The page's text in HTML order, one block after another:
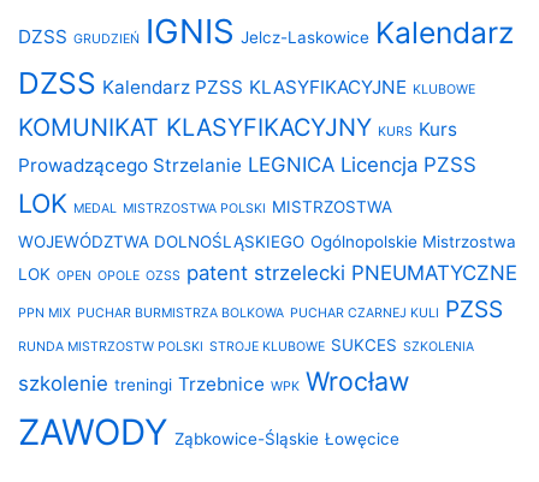
DZSS GRUDZIEŃ IGNIS Jelcz-Laskowice Kalendarz
DZSS Kalendarz PZSS KLASYFIKACYJNE KLUBOWE
KOMUNIKAT KLASYFIKACYJNY KURS Kurs
Prowadzącego Strzelanie LEGNICA Licencja PZSS
LOK MEDAL MISTRZOSTWA POLSKI MISTRZOSTWA
WOJEWÓDZTWA DOLNOŚLĄSKIEGO Ogólnopolskie Mistrzostwa
LOK OPEN OPOLE OZSS patent strzelecki PNEUMATYCZNE
PPN MIX PUCHAR BURMISTRZA BOLKOWA PUCHAR CZARNEJ KULI PZSS
RUNDA MISTRZOSTW POLSKI STROJE KLUBOWE SUKCES SZKOLENIA
szkolenie treningi Trzebnice WPK Wrocław
ZAWODY Ząbkowice-Śląskie Łowęcice